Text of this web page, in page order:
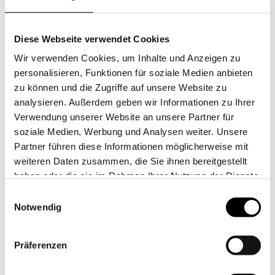
Diese Webseite verwendet Cookies
Wir verwenden Cookies, um Inhalte und Anzeigen zu
personalisieren, Funktionen für soziale Medien anbieten
zu können und die Zugriffe auf unsere Website zu
analysieren. Außerdem geben wir Informationen zu Ihrer
Verwendung unserer Website an unsere Partner für
soziale Medien, Werbung und Analysen weiter. Unsere
Partner führen diese Informationen möglicherweise mit
weiteren Daten zusammen, die Sie ihnen bereitgestellt
haben oder die sie im Rahmen Ihrer Nutzung der Dienste
Notwendig
Präferenzen
In Deutschland konfektioniert
Reine Baumwolle
Stoffbezogene Wäscheknöpfe
Klassische Stoffkontor-Knopfleiste an Kissen & Bettbezug
Garngefärbt gewebt
Waschbar bei bis zu 60 °C
Gut und einfach zu bügeln
So erleben Sie die Qualität unserer hochwertigen